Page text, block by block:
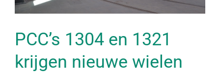
PCC’s 1304 en 1321
krijgen nieuwe wielen